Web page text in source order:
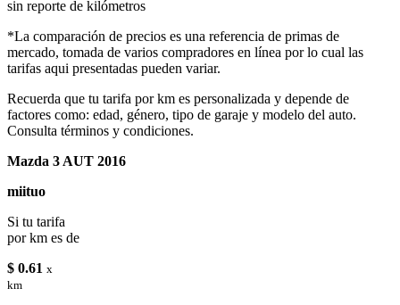
sin reporte de kilómetros
*La comparación de precios es una referencia de primas de
mercado, tomada de varios compradores en línea por lo cual las
tarifas aqui presentadas pueden variar.
Recuerda que tu tarifa por km es personalizada y depende de
factores como: edad, género, tipo de garaje y modelo del auto.
Consulta términos y condiciones.
Mazda 3 AUT 2016
miituo
Si tu tarifa
por km es de
$ 0.61 x
km